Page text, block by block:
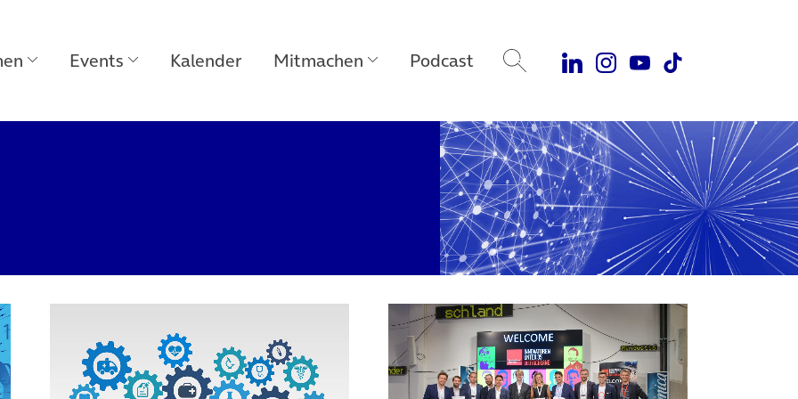
Events Kalender Mitmachen Podcast